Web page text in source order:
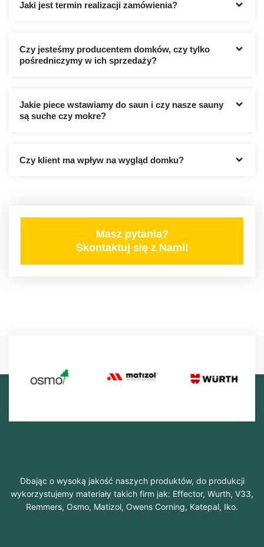
Jaki jest termin realizacji zamówienia?
Czy jesteśmy producentem domków, czy tylko
pośredniczymy w ich sprzedaży?
Jakie piece wstawiamy do saun i czy nasze sauny
są suche czy mokre?
Czy klient ma wpływ na wygląd domku?
Masz pytania?
Skontaktuj się z Nami!
Dbając o wysoką jakość naszych produktów, do produkcji
wykorzystujemy materiały takich firm jak: Effector, Wurth, V33,
Remmers, Osmo, Matizol, Owens Corning, Katepal, Iko.